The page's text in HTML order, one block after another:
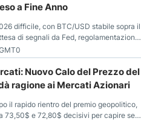
a Fine Anno
difficile, con BTC/USD stabile sopra il
di segnali da Fed, regolamentazione
Nuovo Calo del Prezzo del
ragione ai Mercati Azionari
il rapido rientro del premio geopolitico,
73,50$ e 72,80$ decisivi per capire se il